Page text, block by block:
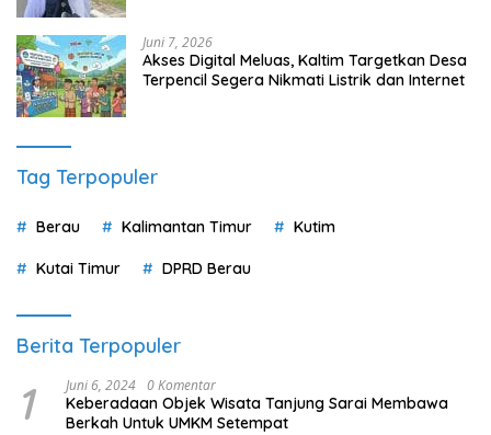
Juni 7, 2026
Akses Digital Meluas, Kaltim Targetkan Desa
Terpencil Segera Nikmati Listrik dan Internet
Tag Terpopuler
Berau Kalimantan Timur Kutim
Kutai Timur DPRD Berau
Berita Terpopuler
1 Juni 6, 2024 0 Komentar
Keberadaan Objek Wisata Tanjung Sarai Membawa
Berkah Untuk UMKM Setempat